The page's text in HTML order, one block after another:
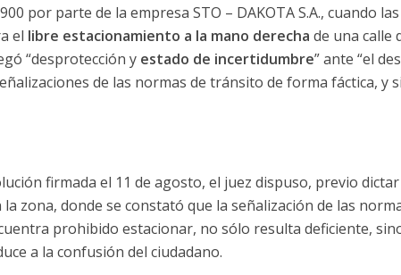
por parte de la empresa STO – DAKOTA S.A., cuando
el libre estacionamiento a la mano derecha de una calle
“desprotección y estado de incertidumbre” ante “el
de las normas de tránsito de forma fáctica, y
firmada el 11 de agosto, el juez dispuso, previo
zona, donde se constató que la señalización de las
prohibido estacionar, no sólo resulta deficiente,
a la confusión del ciudadano.